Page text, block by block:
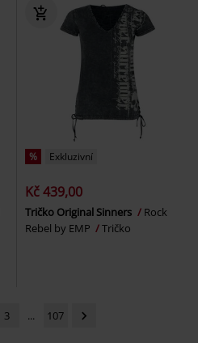
% Exkluzivní
Kč 439,00
Tričko Original Sinners
Rock
Rebel by EMP
Tričko
3 ... 107